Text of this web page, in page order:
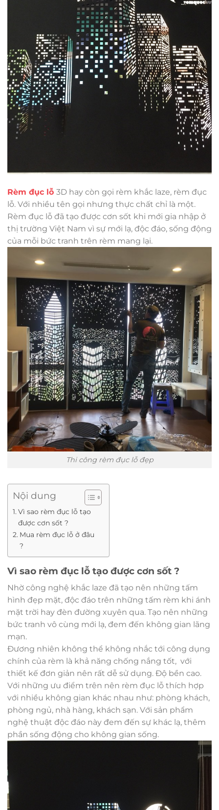
Rèm đục lỗ 3D hay còn gọi rèm khắc laze, rèm đục
lỗ. Với nhiều tên gọi nhưng thực chất chỉ là một.
Rèm đục lỗ đã tạo được cơn sốt khi mới gia nhập ở
thị trường Việt Nam vì sự mới lạ, độc đáo, sống động
của mỗi bức tranh trên rèm mang lại.
Thi công rèm đục lỗ đẹp
Nội dung
Vì sao rèm đục lỗ tạo
được cơn sốt ?
Mua rèm đục lỗ ở đâu
?
Vì sao rèm đục lỗ tạo được cơn sốt ?
Nhờ công nghệ khắc laze đã tạo nên những tấm
hình đẹp mặt, độc đáo trên những tấm rèm khi ánh
mặt trời hay đèn đường xuyên qua. Tạo nên những
bức tranh vô cùng mới lạ, đem đến không gian lãng
mạn.
Đương nhiên không thể không nhắc tới công dụng
chính của rèm là khả năng chống nắng tốt, với
thiết kế đơn giản nên rất dễ sử dụng. Độ bền cao.
Với những ưu điểm trên nên rèm đục lỗ thích hợp
với nhiều không gian khác nhau như: phòng khách,
phòng ngủ, nhà hàng, khách sạn. Với sản phẩm
nghệ thuật độc đáo này đem đến sự khác lạ, thêm
phần sống động cho không gian sống.